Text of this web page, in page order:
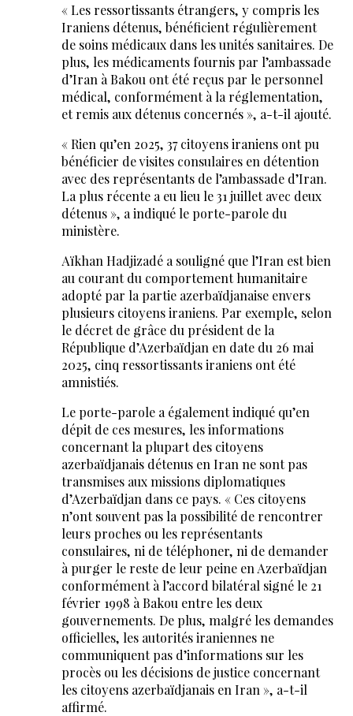
« Les ressortissants étrangers, y compris les
Iraniens détenus, bénéficient régulièrement
de soins médicaux dans les unités sanitaires. De
plus, les médicaments fournis par l’ambassade
d’Iran à Bakou ont été reçus par le personnel
médical, conformément à la réglementation,
et remis aux détenus concernés », a-t-il ajouté.
« Rien qu’en 2025, 37 citoyens iraniens ont pu
bénéficier de visites consulaires en détention
avec des représentants de l’ambassade d’Iran.
La plus récente a eu lieu le 31 juillet avec deux
détenus », a indiqué le porte-parole du
ministère.
Aïkhan Hadjizadé a souligné que l’Iran est bien
au courant du comportement humanitaire
adopté par la partie azerbaïdjanaise envers
plusieurs citoyens iraniens. Par exemple, selon
le décret de grâce du président de la
République d’Azerbaïdjan en date du 26 mai
2025, cinq ressortissants iraniens ont été
amnistiés.
Le porte-parole a également indiqué qu’en
dépit de ces mesures, les informations
concernant la plupart des citoyens
azerbaïdjanais détenus en Iran ne sont pas
transmises aux missions diplomatiques
d’Azerbaïdjan dans ce pays. « Ces citoyens
n’ont souvent pas la possibilité de rencontrer
leurs proches ou les représentants
consulaires, ni de téléphoner, ni de demander
à purger le reste de leur peine en Azerbaïdjan
conformément à l’accord bilatéral signé le 21
février 1998 à Bakou entre les deux
gouvernements. De plus, malgré les demandes
officielles, les autorités iraniennes ne
communiquent pas d’informations sur les
procès ou les décisions de justice concernant
les citoyens azerbaïdjanais en Iran », a-t-il
affirmé.